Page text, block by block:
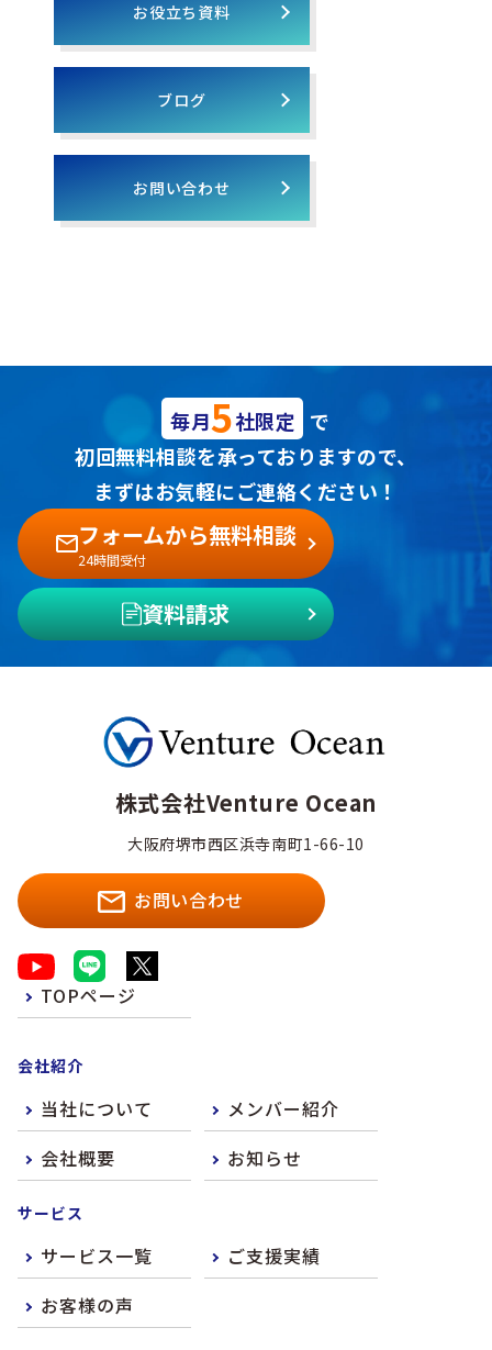
お役立ち資料
ブログ
お問い合わせ
毎月5社限定 で
初回無料相談を承っておりますので、
まずはお気軽にご連絡ください！
フォームから無料相談
24時間受付
資料請求
株式会社Venture Ocean
大阪府堺市西区浜寺南町1-66-10
お問い合わせ
TOPページ
会社紹介
当社について
メンバー紹介
会社概要
お知らせ
サービス
サービス一覧
ご支援実績
お客様の声